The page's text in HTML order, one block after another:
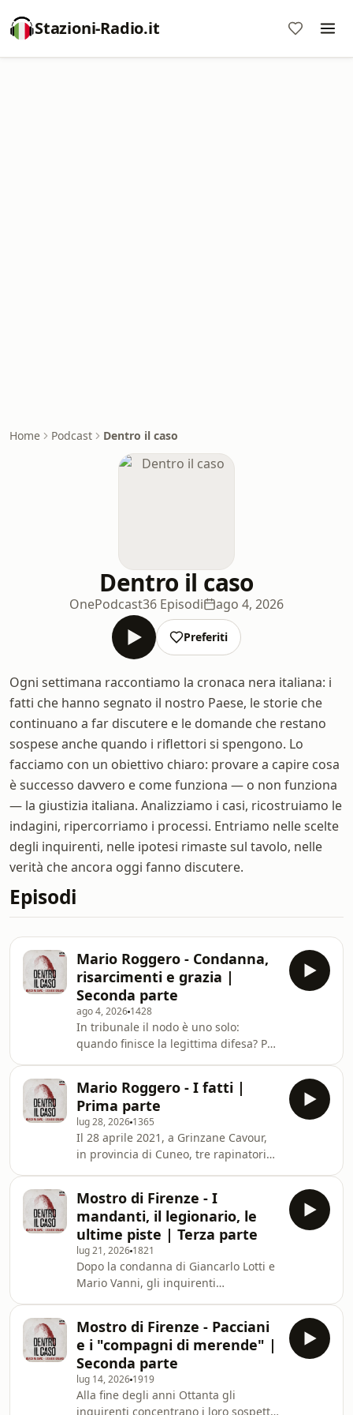
Stazioni-Radio.it
Home Podcast Dentro il caso
Dentro il caso
OnePodcast36 Episodi ago 4, 2026
Preferiti
Ogni settimana raccontiamo la cronaca nera italiana: i
fatti che hanno segnato il nostro Paese, le storie che
continuano a far discutere e le domande che restano
sospese anche quando i riflettori si spengono. Lo
facciamo con un obiettivo chiaro: provare a capire cosa
è successo davvero e come funziona — o non funziona
— la giustizia italiana. Analizziamo i casi, ricostruiamo le
indagini, ripercorriamo i processi. Entriamo nelle scelte
degli inquirenti, nelle ipotesi rimaste sul tavolo, nelle
verità che ancora oggi fanno discutere.
Episodi
Mario Roggero - Condanna,
risarcimenti e grazia |
Seconda parte
ago 4, 2026 1428
In tribunale il nodo è uno solo:
quando finisce la legittima difesa? Per
tentano la fuga, il pericolo non è più
attuale. Viene quindi meno uno dei
requisiti essenziali della legittima
difesa. La difesa di Mario Roggero
sostiene che il gioielliere temesse per
la moglie, ma questa ricostruzione
viene smentita, secondo le sentenze,
Mario Roggero - I fatti |
Prima parte
lug 28, 2026 1365
Il 28 aprile 2021, a Grinzane Cavour,
in provincia di Cuneo, tre rapinatori
impossessati della refurtiva, escono
dal negozio e tentano la fuga. A quel
punto Roggero li insegue
impugnando una pistola che
custodiva all'interno dell'attività.
Mentre i tre stanno per salire in auto,
apre il fuoco. Due rapinatori vengono
uccisi, il terzo
Mostro di Firenze - I
mandanti, il legionario, le
ultime piste | Terza parte
lug 21, 2026 1821
Dopo la condanna di Giancarlo Lotti e
Mario Vanni, gli inquirenti
Perugia e Firenze approfondiscono la
pista di un presunto circolo altolocato
che avrebbe commissionato gli
omicidi del Mostro ai cosiddetti
Compagni di Merende. Tra gli
Mostro di Firenze - Pacciani
e i "compagni di merende" |
Seconda parte
lug 14, 2026 1919
Alla fine degli anni Ottanta gli
inquirenti concentrano i loro sospetti